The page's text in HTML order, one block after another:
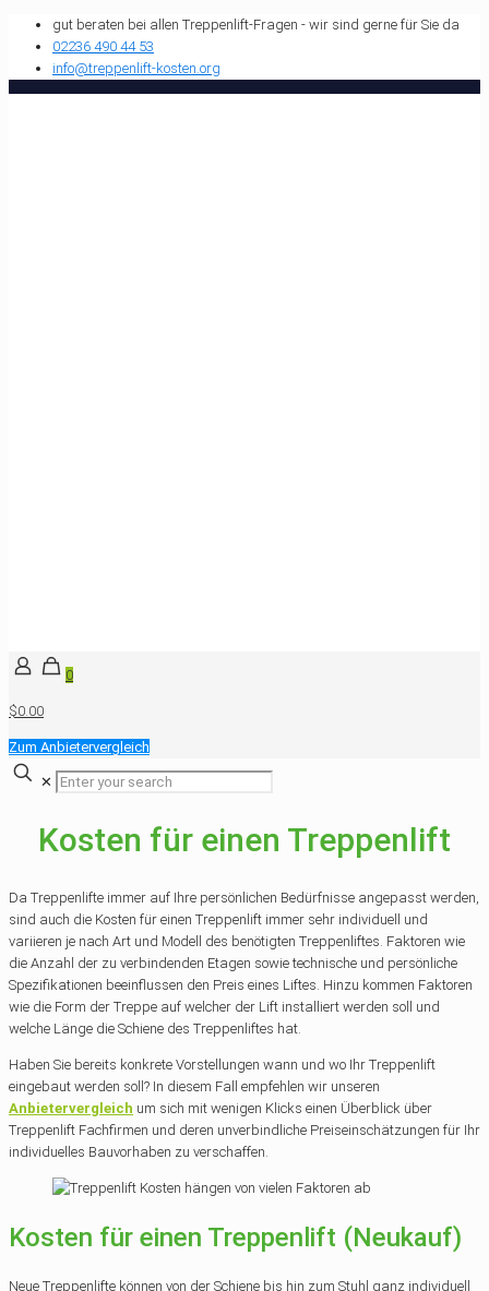
gut beraten bei allen Treppenlift-Fragen - wir sind gerne für Sie da
02236 490 44 53
info@treppenlift-kosten.org
0
$0.00
Zum Anbietervergleich
✕
Kosten für einen Treppenlift
Da Treppenlifte immer auf Ihre persönlichen Bedürfnisse angepasst werden,
sind auch die Kosten für einen Treppenlift immer sehr individuell und
variieren je nach Art und Modell des benötigten Treppenliftes. Faktoren wie
die Anzahl der zu verbindenden Etagen sowie technische und persönliche
Spezifikationen beeinflussen den Preis eines Liftes. Hinzu kommen Faktoren
wie die Form der Treppe auf welcher der Lift installiert werden soll und
welche Länge die Schiene des Treppenliftes hat.
Haben Sie bereits konkrete Vorstellungen wann und wo Ihr Treppenlift
eingebaut werden soll? In diesem Fall empfehlen wir unseren
Anbietervergleich um sich mit wenigen Klicks einen Überblick über
Treppenlift Fachfirmen und deren unverbindliche Preiseinschätzungen für Ihr
individuelles Bauvorhaben zu verschaffen.
Kosten für einen Treppenlift (Neukauf)
Neue Treppenlifte können von der Schiene bis hin zum Stuhl ganz individuell